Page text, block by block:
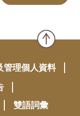
管理個人資料
雙語詞彙